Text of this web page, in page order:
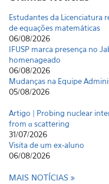
Estudantes da Licenciatura
de equações matemáticas
06/08/2026
IFUSP marca presença no
homenageado
06/08/2026
Mudanças na Equipe
05/08/2026
Artigo | Probing nuclear
from α scattering
31/07/2026
Visita de um ex-aluno
06/08/2026
MAIS NOTÍCIAS